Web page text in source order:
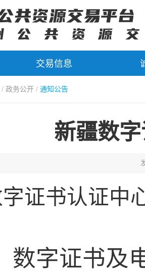
交易信息
/ 政务公开 / 通知公告
新疆数
证书认证中
数字证书及